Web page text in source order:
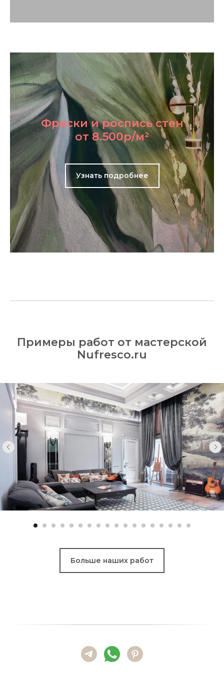
Фрески и роспись стен
от 8.500р/м²
Узнать подробнее
Примеры работ от мастерской
Nufresco.ru
Больше наших работ